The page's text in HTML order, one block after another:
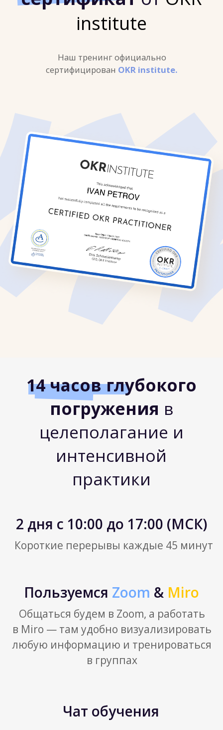
НАЧАТЬ ПОГРУЖЕНИЕ
Работаем в группах, закрепляем теорию
совместным опытом
НАЧАТЬ ПОГРУЖЕНИЕ
6 модулей,после
которых вы сможете
применять внедрить
целеполагание по OKR
как возникло и развивалось
целеполагание в организациях
от Тейлоризма до наших дней
как родилась формулировка целей
через Objectives and Key Results («цели
Примеры OKR
как правильно формулировать Цели
как правильно формулировать
Сильные OKR
критерии сильных Целей
запаздывающие и опережающие
индикаторы достижения Целей
стратегические и тактические Цели
критерии Ключевых результатов
Основы OKR
в каких случаях стоит использовать OKR в
организациях
из чего состоит OKR цикл
оценка достижения OKR